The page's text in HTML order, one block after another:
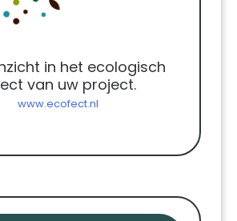
in het ecologisch
van uw project.
www.ecofect.nl